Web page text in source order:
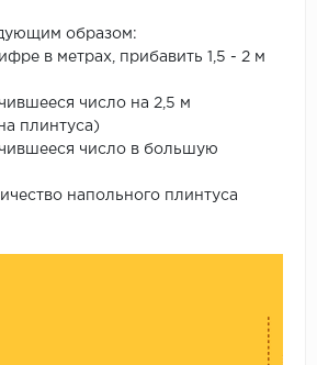
образом:
в метрах, прибавить 1,5 - 2 м
число на 2,5 м
плинтуса)
число в большую
напольного плинтуса